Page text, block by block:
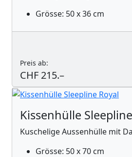
Grösse: 50 x 36 cm
Preis ab:
CHF 215.–
Kissenhülle
Kuschelige Aussenhülle mit
Grösse: 50 x 70 cm